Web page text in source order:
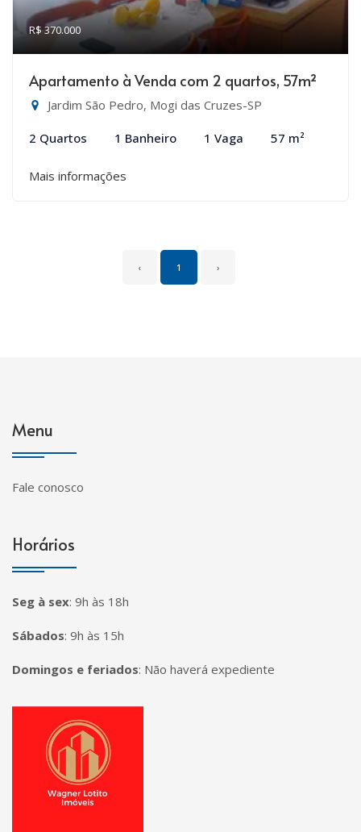
R$ 370.000
Apartamento à Venda com 2 quartos, 57m²
Jardim São Pedro, Mogi das Cruzes-SP
2 Quartos 1 Banheiro 1 Vaga 57 m²
Mais informações
‹ 1 ›
Menu
Fale conosco
Horários
Seg à sex: 9h às 18h
Sábados: 9h às 15h
Domingos e feriados: Não haverá expediente
Página inicial